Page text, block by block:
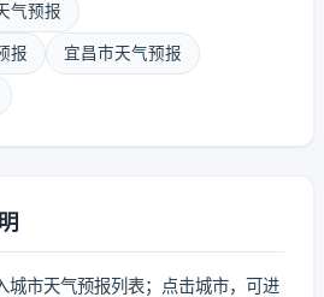
气预报
报 宜昌市天气预报
城市天气预报列表；点击城市，可进